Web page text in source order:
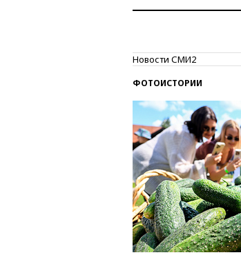
Новости СМИ2
ФОТОИСТОРИИ